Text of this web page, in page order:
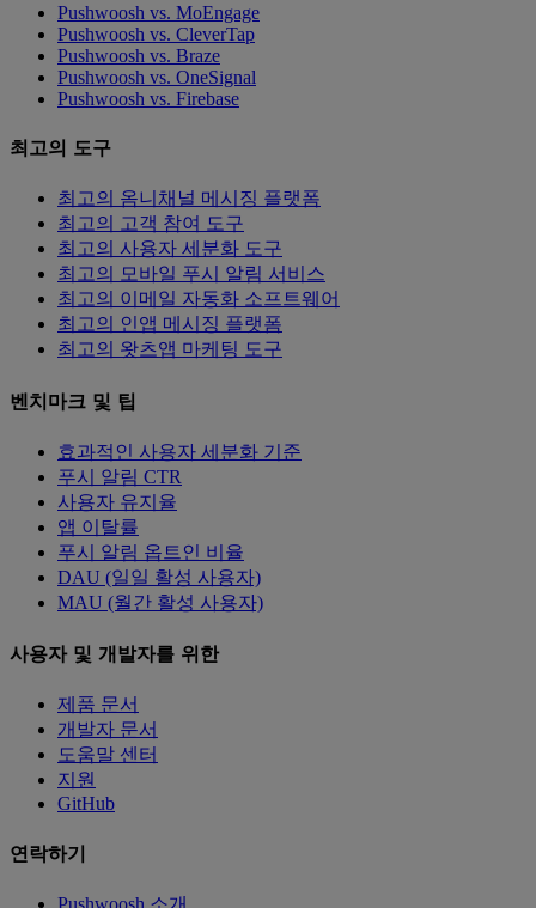
Pushwoosh vs. MoEngage
Pushwoosh vs. CleverTap
Pushwoosh vs. Braze
Pushwoosh vs. OneSignal
Pushwoosh vs. Firebase
최고의 도구
최고의 옴니채널 메시징 플랫폼
최고의 고객 참여 도구
최고의 사용자 세분화 도구
최고의 모바일 푸시 알림 서비스
최고의 이메일 자동화 소프트웨어
최고의 인앱 메시징 플랫폼
최고의 왓츠앱 마케팅 도구
벤치마크 및 팁
효과적인 사용자 세분화 기준
푸시 알림 CTR
사용자 유지율
앱 이탈률
푸시 알림 옵트인 비율
DAU (일일 활성 사용자)
MAU (월간 활성 사용자)
사용자 및 개발자를 위한
제품 문서
개발자 문서
도움말 센터
지원
GitHub
연락하기
Pushwoosh 소개